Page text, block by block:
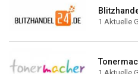
1 Aktuelle